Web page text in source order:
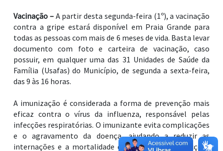
Vacinação –A partir desta segunda-feira (1º), a vacinação
contra a gripe estará disponível em Praia Grande para
todas as pessoas com mais de 6 meses de vida. Basta levar
documento com foto e carteira de vacinação, caso
possuir, em qualquer uma das 31 Unidades de Saúde da
Família (Usafas) do Município, de segunda a sexta-feira,
das 9 às 16 horas.
A imunização é considerada a forma de prevenção mais
eficaz contra o vírus da influenza, responsável pelas
infecções respiratórias. O imunizante evita complicações
e o agravamento da doença, ajudando a reduzir as
internações e a mortalidade decorrentes das infecções